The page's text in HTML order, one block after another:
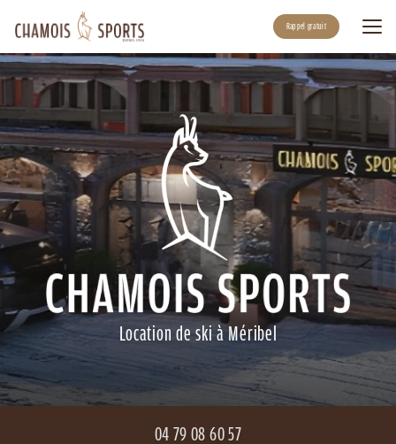
au
contenu
principal
Rappel gratuit
Location de ski à Méribel
04 79 08 60 57